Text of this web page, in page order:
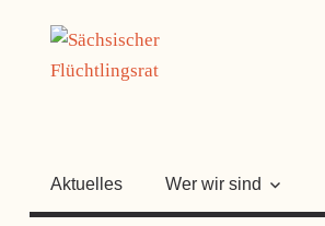
springen
Aktuelles Wer wir sind